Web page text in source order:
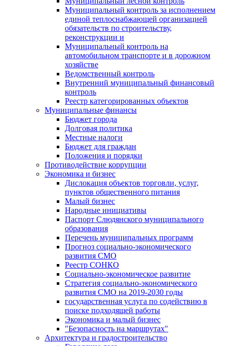
Муниципальный контроль за исполнением
единой теплоснабжающей организацией
обязательств по строительству,
реконструкции и
Муниципальный контроль на
автомобильном транспорте и в дорожном
хозяйстве
Ведомственный контроль
Внутренний муниципальный финансовый
контроль
Реестр категорированных объектов
Муниципальные финансы
Бюджет города
Долговая политика
Местные налоги
Бюджет для граждан
Положения и порядки
Противодействие коррупции
Экономика и бизнес
Дислокация объектов торговли, услуг,
пунктов общественного питания
Малый бизнес
Народные инициативы
Паспорт Слюдянского муниципального
образования
Перечень муниципальных программ
Прогноз социально-экономического
развития СМО
Реестр СОНКО
Социально-экономическое развитие
Стратегия социально-экономического
развития СМО на 2019-2030 годы
государственная услуга по содействию в
поиске подходящей работы
Экономика и малый бизнес
"Безопасность на маршрутах"
Архитектура и градостроительство